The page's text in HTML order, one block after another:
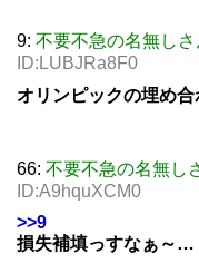
9: 不要不急の名無しさ
ID:LUBJRa8F0
オリンピックの埋め合
66: 不要不急の名無し
ID:A9hquXCM0
>>9
損失補填っすなぁ～…